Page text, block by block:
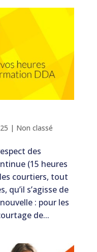
| Non classé
des
(15 heures
courtiers, tout
qu’il s’agisse de
: pour les
de...